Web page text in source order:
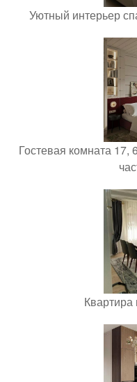
Уютный интерьер
Гостевая комната 17,